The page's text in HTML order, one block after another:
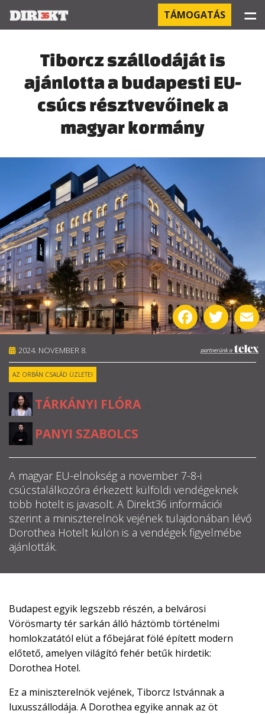
PROJEKTEK
KÓRHÁZI FERTŐZÉSEK
ORBÁN ÉS A GAZDASÁG
OROSZ KAPCSOLATOK
PEGASUS-MEGFIGYELÉSEK
AZ ORBÁN CSALÁD ÜZLETEI
OFFSHORE TITKOK
RÓLUNK
ALAPELVEK
CSAPAT
MŰKÖDÉS
TÁMOGATÁS
1%




CSATLAKOZZ
A
TÁMOGATÓI
KÖRHÖZ!
TÁMOGATÁS ☰
Tiborcz szállodáját is
ajánlotta a budapesti EU-
csúcs résztvevőinek a
magyar kormány
2024. NOVEMBER 8.
AZ ORBÁN CSALÁD ÜZLETEI
TÁRKÁNYI FLÓRA
PANYI SZABOLCS
A magyar EU-elnökség a november 7-8-i
csúcstalálkozóra érkezett külföldi vendégeknek
több hotelt is javasolt. A Direkt36 információi
szerint a miniszterelnök vejének tulajdonában lévő
Dorothea Hotelt külön is a vendégek figyelmébe
ajánlották.
FacebookTwitter
Budapest egyik legszebb részén, a belvárosi
Vörösmarty tér sarkán álló háztömb történelmi
homlokzatától elüt a főbejárat fölé épített modern
előtető, amelyen világító fehér betűk hirdetik:
Dorothea Hotel.
Ez a miniszterelnök vejének, Tiborcz Istvánnak a
luxusszállodája. A Dorothea egyike annak az öt